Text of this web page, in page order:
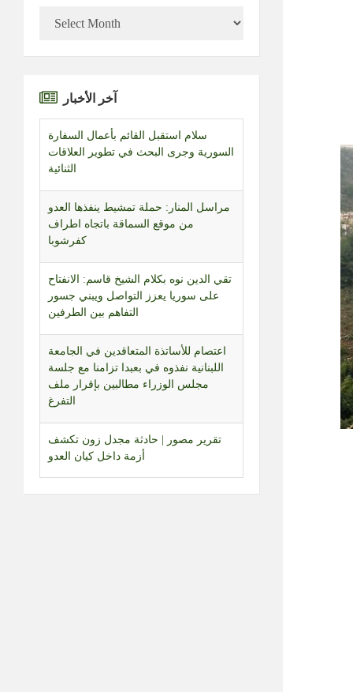
آخر الأخبار
مراسل المنار: حملة تمشيط ينفذها العدو
من موقع السماقة باتجاه اطراف
كفرشوبا
تقي الدين نوه بكلام الشيخ قاسم: الانفتاح
على سوريا يعزز التواصل ويبني جسور
التفاهم بين الطرفين
اعتصام للأساتذة المتعاقدين في الجامعة
اللبنانية نفذوه في بعبدا تزامنا مع جلسة
مجلس الوزراء مطالبين بإقرار ملف
تقرير مصور | حادثة مجدل زون تكشف
أزمة داخل كيان العدو
جلسة تشريعية مرتقبة لمجلس النواب
تبحث العفو العام والإعدام وقانون الإعلام
تجمع العلماء اعلن رفضه للمفاوضات
المباشرة ودان الاعتداء على الجيش: